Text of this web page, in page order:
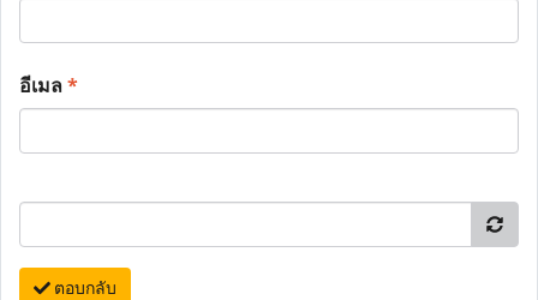
อีเมล*
ตอบกลับ